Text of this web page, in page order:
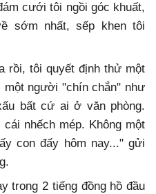
cưới tôi ngồi góc khuất,
sớm nhất, sếp khen tôi
rồi, tôi quyết định thử một
người "chín chắn" như
bất cứ ai ở văn phòng.
nhếch mép. Không một
con đấy hôm nay..." gửi
trong 2 tiếng đồng hồ đầu